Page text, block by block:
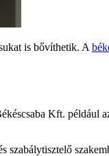
is bővíthetik. A
Kft. például
szabálytisztelő